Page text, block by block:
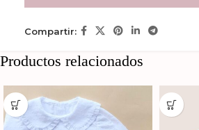
Compartir:
Productos relacionados